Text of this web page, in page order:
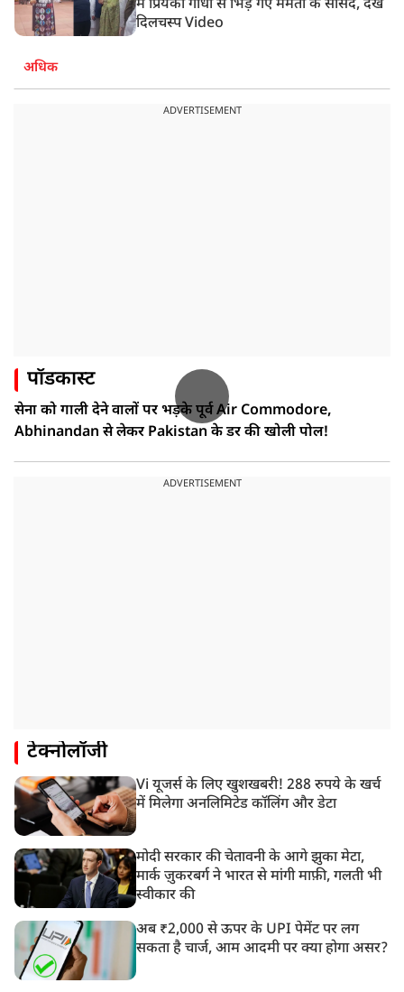
में प्रियंका गांधी से भिड़ गए ममता के सांसद, देखें
दिलचस्प Video
अधिक
ADVERTISEMENT
पॉडकास्ट
सेना को गाली देने वालों पर भड़के पूर्व Air Commodore,
Abhinandan से लेकर Pakistan के डर की खोली पोल!
ADVERTISEMENT
टेक्नोलॉजी
Vi यूजर्स के लिए खुशखबरी! 288 रुपये के खर्च
में मिलेगा अनलिमिटेड कॉलिंग और डेटा
मोदी सरकार की चेतावनी के आगे झुका मेटा,
मार्क ज़ुकरबर्ग ने भारत से मांगी माफ़ी, गलती भी
स्वीकार की
अब ₹2,000 से ऊपर के UPI पेमेंट पर लग
सकता है चार्ज, आम आदमी पर क्या होगा असर?